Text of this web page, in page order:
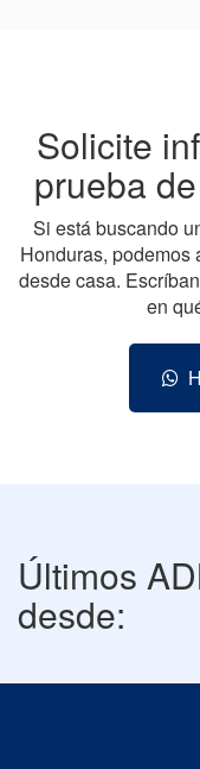
Solicite
prueba
Si está buscando
Honduras,
desde casa.
en
Últimos
desde: